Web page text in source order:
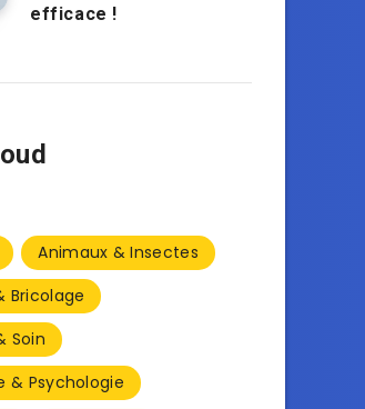
efficace !
Animaux & Insectes
Bricolage
Soin
& Psychologie